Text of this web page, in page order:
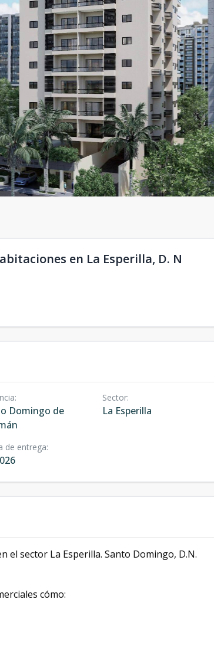
en La Esperilla, D. N
:
Domingo de
Sector:
La Esperilla
de entrega:
el sector La Esperilla. Santo Domingo, D.N.
cómo: